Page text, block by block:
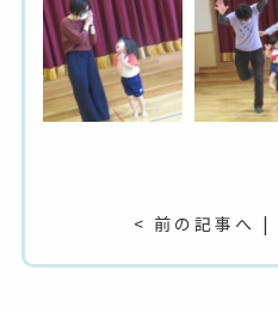
< 前の記事へ |